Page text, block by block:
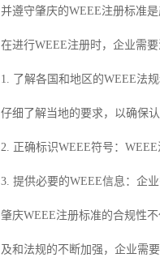
并遵守肇庆的WEEE注册标准
在进行WEEE注册时，企业需要
1. 了解各国和地区的WEEE法
仔细了解当地的要求，以确保认
2. 正确标识WEEE符号：
3. 提供必要的WEEE信息：企
肇庆WEEE注册标准的合规性
及和法规的不断加强，企业需